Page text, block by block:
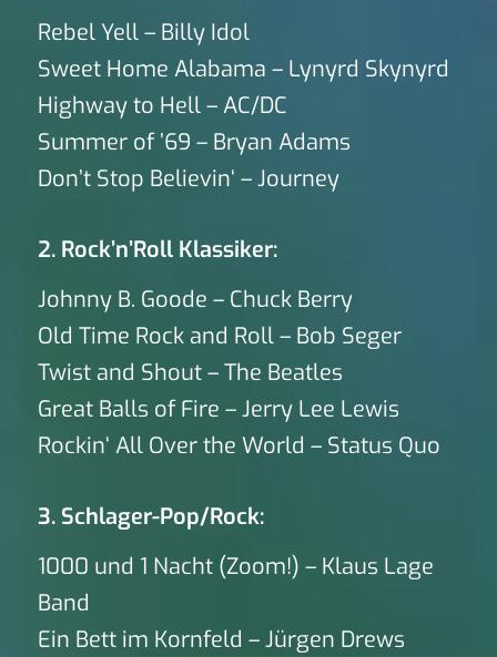
Rebel Yell – Billy Idol
Sweet Home Alabama – Lynyrd Skynyrd
Highway to Hell – AC/DC
Summer of ’69 – Bryan Adams
Don’t Stop Believin‘ – Journey
2. Rock’n’Roll Klassiker:
Johnny B. Goode – Chuck Berry
Old Time Rock and Roll – Bob Seger
Twist and Shout – The Beatles
Great Balls of Fire – Jerry Lee Lewis
Rockin‘ All Over the World – Status Quo
3. Schlager-Pop/Rock:
1000 und 1 Nacht (Zoom!) – Klaus Lage
Band
Ein Bett im Kornfeld – Jürgen Drews